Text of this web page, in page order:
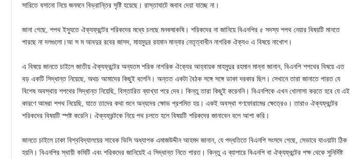
সারিতে বসানো নিয়ে জনমনে বিভ্রান্তির সৃষ্টি হয়েছে। রাস্তাঘাটে জবাব দেয়া যাচ্ছে না।
জানা গেছে, শপথ ইস্যুতে ঐক্যফ্রন্টের শরিকদের মধ্যে চলছে মনকষাকষি। শরিকদের না জানিয়ে বিএনপির ৫ সদস্য শপথ নেয়ার বিষয়টি মানতে
পারছে না দলগুলো।আ স ম আবদুর রবের জাসদ, মাহমুদুর রহমান মান্নার নেতৃত্বাধীন নাগরিক ঐক্যও এ বিষয়ে নাখোশ।
এ বিষয়ে জানতে চাইলে জাতীয় ঐক্যফ্রন্টের অন্যতম শরিক নাগরিক ঐক্যের আহ্বায়ক মাহমুদুর রহমান মান্না জানান, বিএনপি শপথের বিষয়ে এত
বড় একটি সিদ্ধান্ত নিয়েছে, অথচ আমাদের কিছুই বলেনি। অন্তত একটা বৈঠক সঙ্গে সঙ্গে ডাকা দরকার ছিল। সেখানে তারা জানাতে পারত যে
বিশেষ অবস্থায় শপথের সিদ্ধান্ত নিয়েছি, বিস্তারিত ব্যাখ্যা পরে দেব। কিন্তু তারা কিছুই করেননি। বিএনপিকে এখন খোলাসা করতে হবে যে এই
কারণে আমরা শপথ নিয়েছি, যাতে তাদের কথা শুনে অন্যদের ক্ষোভ প্রশমিত হয়। একই অবস্থা গণফোরামের ক্ষেত্রেও। তারাও ঐক্যফ্রন্টের
শরিকদের বিষয়টি স্পষ্ট করেনি। ঐক্যফ্রন্টকে নিয়ে পথ চলতে হলে বিষয়টি শরিকদের জানাবেন বলে আশা করি।
জানতে চাইলে ঢাকা বিশ্ববিদ্যালয়ের সাবেক ভিসি অধ্যাপক এমাজউদ্দীন আহমদ জানান, যে পদ্ধতিতে বিএনপি সংসদে গেছে, সেভাবে যাওয়াটা ঠিক
হয়নি। বিএনপির স্থায়ী কমিটি এবং শরিকদের জানিয়েই এ সিদ্ধান্ত নিতে পারত। কিন্তু এ ব্যাপারে বিএনপি বা ঐক্যফ্রন্টের পক্ষ থেকে সুনির্দিষ্ট